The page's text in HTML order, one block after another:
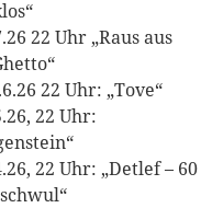
22 Uhr „Raus aus
22 Uhr: „Tove“
22 Uhr:
22 Uhr: „Detlef – 60